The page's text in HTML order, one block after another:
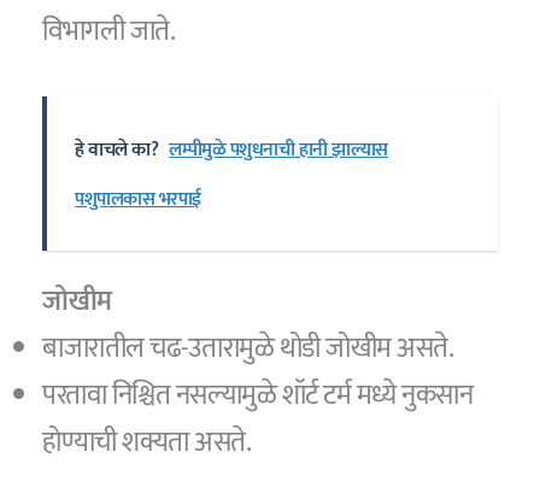
विभागली जाते.
हे वाचले का? लम्पीमुळे पशुधनाची हानी झाल्यास
पशुपालकास भरपाई
जोखीम
बाजारातील चढ-उतारामुळे थोडी जोखीम असते.
परतावा निश्चित नसल्यामुळे शॉर्ट टर्म मध्ये नुकसान
होण्याची शक्यता असते.